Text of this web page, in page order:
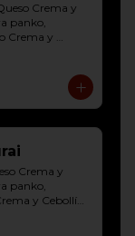
Crema y
panko,
Crema y
Crema y
panko,
y Cebollín